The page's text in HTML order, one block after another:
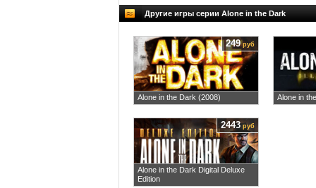
Другие игры серии Alone in the Dark
Alone in the Dark (2008)
249руб
Alone in
Alone in the Dark Digital Deluxe
Edition
2443 руб